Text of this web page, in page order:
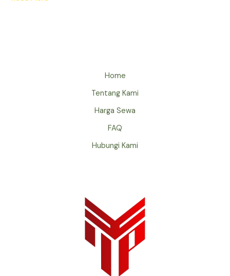
Home
Tentang Kami
Harga Sewa
FAQ
Hubungi Kami